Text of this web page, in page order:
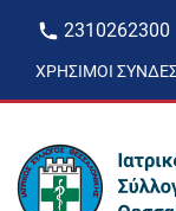
2310262300
ΧΡΉΣΙΜΟΙ